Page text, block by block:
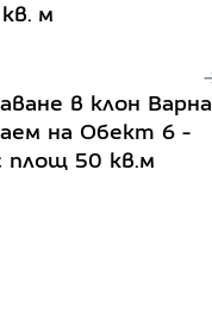
м
в клон Варна
на Обект 6 -
площ 50 кв.м